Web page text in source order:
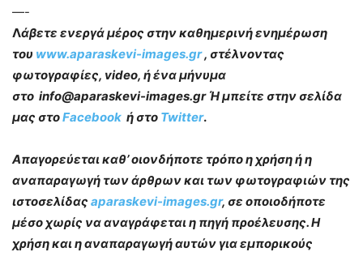
—-
Λάβετε ενεργά μέρος στην καθημερινή ενημέρωση
του www.aparaskevi-images.gr, στέλνοντας
φωτογραφίες, video, ή ένα μήνυμα
στο info@aparaskevi-images.gr Ή μπείτε στην σελίδα
μας στοFacebook ή στο Twitter.
Απαγορεύεται καθ’ οιονδήποτε τρόπο η χρήση ή η
αναπαραγωγή των άρθρων και των φωτογραφιών της
ιστοσελίδας aparaskevi-images.gr, σε οποιοδήποτε
μέσο χωρίς να αναγράφεται η πηγή προέλευσης. Η
χρήση και η αναπαραγωγή αυτών για εμπορικούς